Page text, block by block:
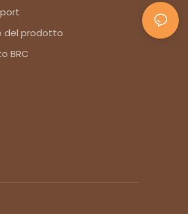
del prodotto
BRC